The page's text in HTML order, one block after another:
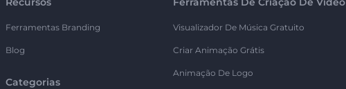
Ferramentas Branding
Blog
Categorias
Visualizador De Música Gratuito
Criar Animação Grátis
Animação De Logo